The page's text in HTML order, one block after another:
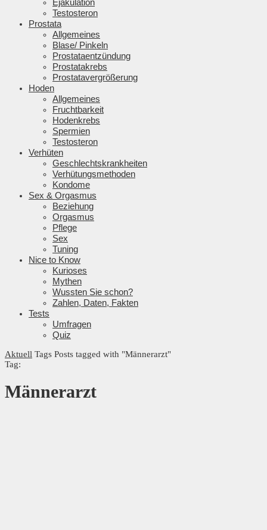
Ejakulation
Testosteron
Prostata
Allgemeines
Blase/ Pinkeln
Prostataentzündung
Prostatakrebs
Prostatavergrößerung
Hoden
Allgemeines
Fruchtbarkeit
Hodenkrebs
Spermien
Testosteron
Verhüten
Geschlechtskrankheiten
Verhütungsmethoden
Kondome
Sex & Orgasmus
Beziehung
Orgasmus
Pflege
Sex
Tuning
Nice to Know
Kurioses
Mythen
Wussten Sie schon?
Zahlen, Daten, Fakten
Tests
Umfragen
Quiz
Aktuell Tags Posts tagged with "Männerarzt"
Tag:
Männerarzt